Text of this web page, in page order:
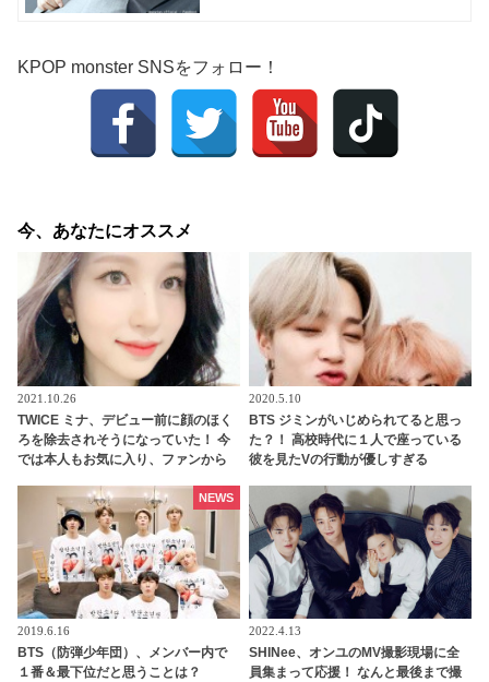
KPOP monster SNSをフォロー！
今、あなたにオススメ
2021.10.26
TWICE ミナ、デビュー前に顔のほく
ろを除去されそうになっていた！ 今
では本人もお気に入り、ファンから
2020.5.10
BTS ジミンがいじめられてると思っ
た？！ 高校時代に１人で座っている
彼を見たVの行動が優しすぎる
2019.6.16
BTS（防弾少年団）、メンバー内で
１番＆最下位だと思うことは？
NEWS
2022.4.13
SHINee、オンユのMV撮影現場に全
員集まって応援！ なんと最後まで撮